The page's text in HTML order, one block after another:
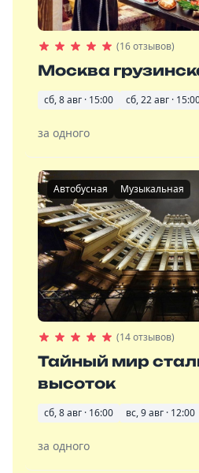
(16 отзывов)
Москва
сб, 8 авг · 15:00 сб, 22 авг ·
за одного
Автобусная Музыкальная
(14 отзывов)
Тайный мир
высоток
сб, 8 авг · 16:00 вс, 9 авг · 12:00
за одного